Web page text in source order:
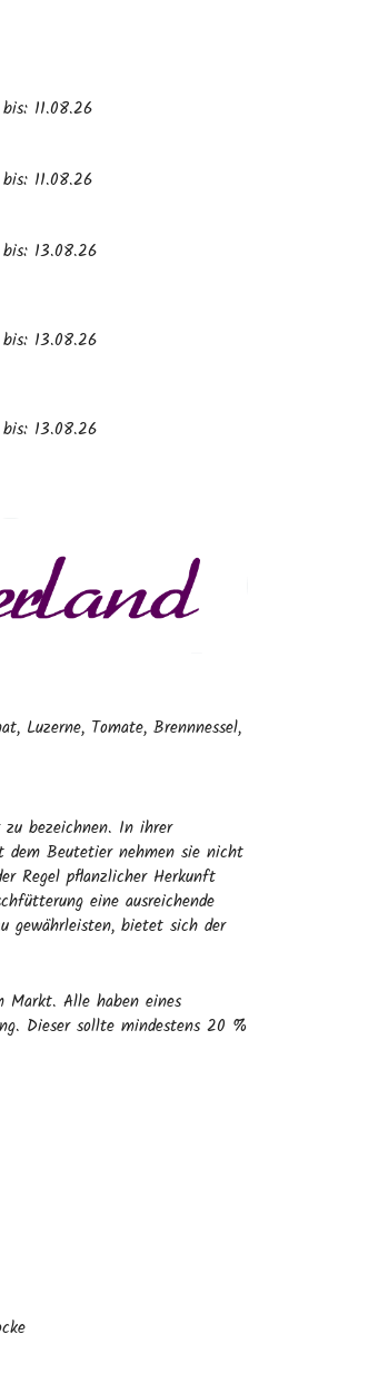
11.08.26
11.08.26
13.08.26
13.08.26
13.08.26
Luzerne, Tomate, Brennnessel,
zu bezeichnen. In ihrer
dem Beutetier nehmen sie nicht
Regel pflanzlicher Herkunft
eine ausreichende
gewährleisten, bietet sich der
Markt. Alle haben eines
Dieser sollte mindestens 20 %